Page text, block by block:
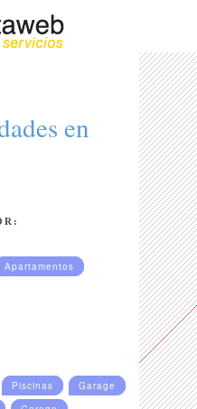
en
Apartamentos
Piscinas
Garage